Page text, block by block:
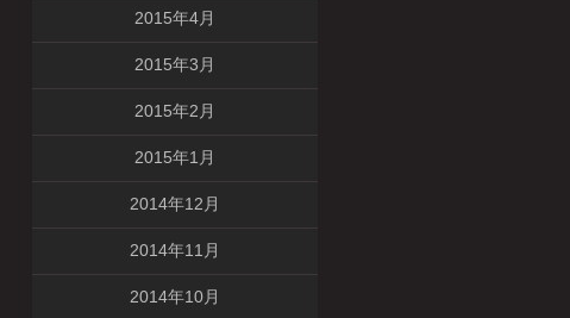
2015年4月
2015年3月
2015年2月
2015年1月
2014年12月
2014年11月
2014年10月